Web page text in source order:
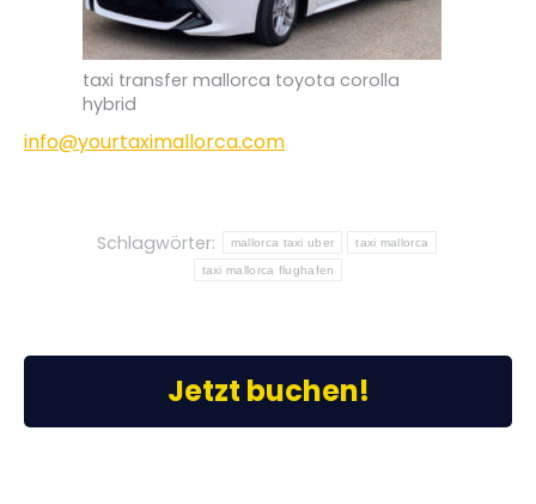
taxi transfer mallorca toyota corolla
hybrid
info@yourtaximallorca.com
Schlagwörter: mallorca taxi uber taxi mallorca
taxi mallorca flughafen
Jetzt buchen!